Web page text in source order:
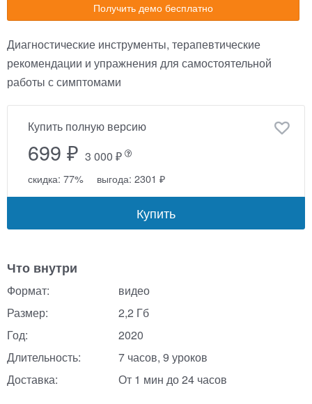
Получить демо бесплатно
Диагностические инструменты, терапевтические
рекомендации и упражнения для самостоятельной
работы с симптомами
Купить полную версию
699 ₽ 3 000 ₽
скидка: 77% выгода: 2301 ₽
Купить
Что внутри
Формат:
видео
Размер:
2,2 Гб
Год:
2020
Длительность:
7 часов, 9 уроков
Доставка:
От 1 мин до 24 часов